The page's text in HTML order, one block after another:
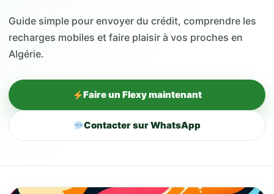
Guide simple pour envoyer du crédit, comprendre les
recharges mobiles et faire plaisir à vos proches en
Algérie.
Faire un Flexy maintenant
Contacter sur WhatsApp